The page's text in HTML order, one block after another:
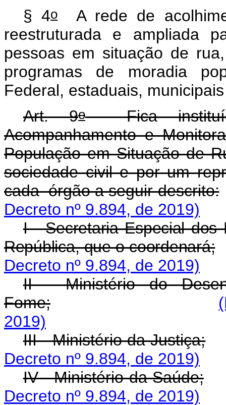
§ 4oA rede de
reestruturada e ampliada
pessoas em situação de
programas de moradia
Federal, estaduais,
Art. 9oFica
Acompanhamento e
População em Situação de
sociedade civil e por um
cada órgão a seguir descrito:
Decreto nº 9.894, de 2019)
I - Secretaria Especial dos
República, que o coordenará;
Decreto nº 9.894, de 2019)
II - Ministério do
Fome;
2019)
III - Ministério da Justiça;
Decreto nº 9.894, de 2019)
IV - Ministério da Saúde;
Decreto nº 9.894, de 2019)